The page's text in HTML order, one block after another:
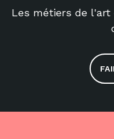
Les métiers de